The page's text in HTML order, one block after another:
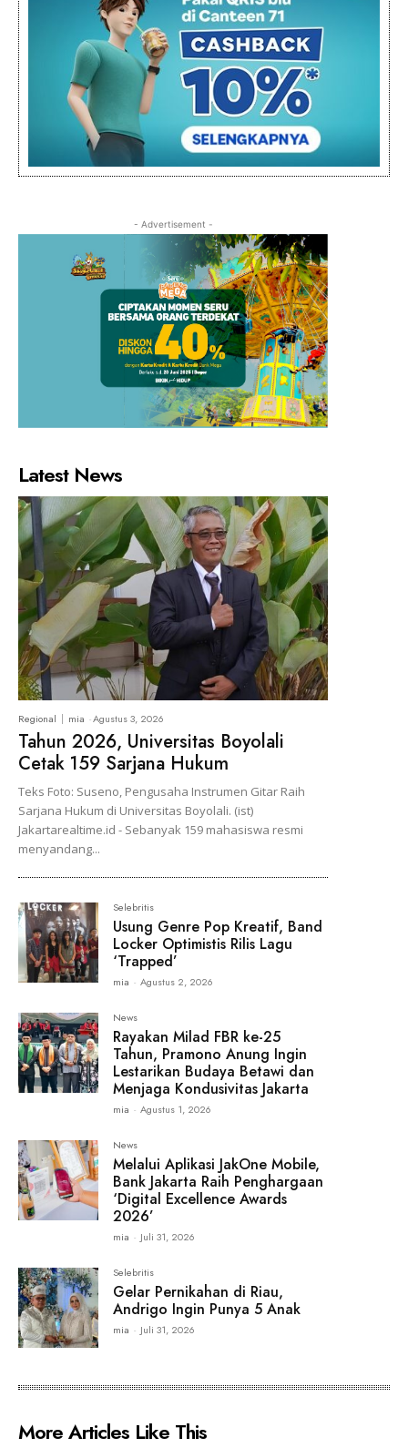
- Advertisement -
Latest News
Regional mia -Agustus 3, 2026
Tahun 2026, Universitas Boyolali
Cetak 159 Sarjana Hukum
Teks Foto: Suseno, Pengusaha Instrumen Gitar Raih
Sarjana Hukum di Universitas Boyolali. (ist)
Jakartarealtime.id - Sebanyak 159 mahasiswa resmi
menyandang...
Selebritis
Usung Genre Pop Kreatif, Band
Locker Optimistis Rilis Lagu
‘Trapped’
mia - Agustus 2, 2026
News
Rayakan Milad FBR ke-25
Tahun, Pramono Anung Ingin
Lestarikan Budaya Betawi dan
Menjaga Kondusivitas Jakarta
mia - Agustus 1, 2026
News
Melalui Aplikasi JakOne Mobile,
Bank Jakarta Raih Penghargaan
‘Digital Excellence Awards
2026’
mia - Juli 31, 2026
Selebritis
Gelar Pernikahan di Riau,
Andrigo Ingin Punya 5 Anak
mia - Juli 31, 2026
More Articles Like This